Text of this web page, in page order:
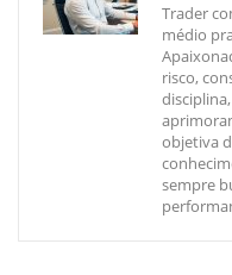
Trader
médio
risco,
objetiva
sempre